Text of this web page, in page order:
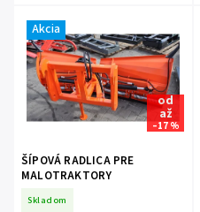
Akcia
od
až
–17 %
ŠÍPOVÁ RADLICA PRE
MALOTRAKTORY
Skladom